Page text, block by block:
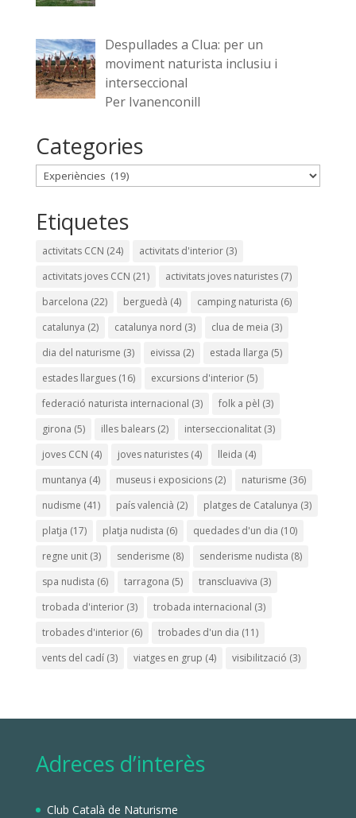
Despullades a Clua: per un
moviment naturista inclusiu i
interseccional
Per Ivanenconill
Categories
Categories
Etiquetes
activitats CCN (24) activitats d'interior(3)
activitats joves CCN (21) activitats joves naturistes(7)
barcelona (22) berguedà (4) camping naturista (6)
catalunya (2) catalunya nord (3) clua de meia (3)
dia del naturisme (3) eivissa (2) estada llarga (5)
estades llargues(16) excursions d'interior(5)
federació naturista internacional (3) folk a pèl (3)
girona (5) illes balears(2) interseccionalitat(3)
joves CCN (4) joves naturistes(4) lleida (4)
muntanya (4) museus i exposicions(2) naturisme (36)
nudisme (41) país valencià (2) platges de Catalunya (3)
platja (17) platja nudista (6) quedades d'un dia (10)
regne unit(3) senderisme (8) senderisme nudista (8)
spa nudista (6) tarragona (5) transcluaviva (3)
trobada d'interior(3) trobada internacional (3)
trobades d'interior(6) trobades d'un dia (11)
vents del cadí(3) viatges en grup (4) visibilització (3)
Adreces d’interès
Club Català de Naturisme